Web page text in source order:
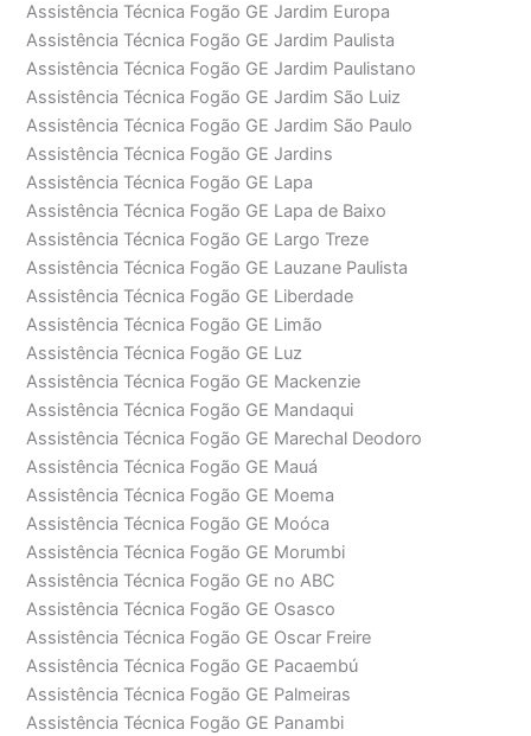
Assistência Técnica Fogão GE Jardim Europa
Assistência Técnica Fogão GE Jardim Paulista
Assistência Técnica Fogão GE Jardim Paulistano
Assistência Técnica Fogão GE Jardim São Luiz
Assistência Técnica Fogão GE Jardim São Paulo
Assistência Técnica Fogão GE Jardins
Assistência Técnica Fogão GE Lapa
Assistência Técnica Fogão GE Lapa de Baixo
Assistência Técnica Fogão GE Largo Treze
Assistência Técnica Fogão GE Lauzane Paulista
Assistência Técnica Fogão GE Liberdade
Assistência Técnica Fogão GE Limão
Assistência Técnica Fogão GE Luz
Assistência Técnica Fogão GE Mackenzie
Assistência Técnica Fogão GE Mandaqui
Assistência Técnica Fogão GE Marechal Deodoro
Assistência Técnica Fogão GE Mauá
Assistência Técnica Fogão GE Moema
Assistência Técnica Fogão GE Moóca
Assistência Técnica Fogão GE Morumbi
Assistência Técnica Fogão GE no ABC
Assistência Técnica Fogão GE Osasco
Assistência Técnica Fogão GE Oscar Freire
Assistência Técnica Fogão GE Pacaembú
Assistência Técnica Fogão GE Palmeiras
Assistência Técnica Fogão GE Panambi